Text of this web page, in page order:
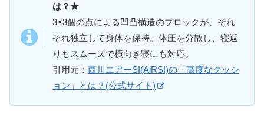
は？★
3×3個の点による凹凸構造のブロックが、それ
ぞれ独立して身体を保持。体圧を分散し、寝返
りもスムーズで横向き寝にも対応。
引用元： 西川エアーSI(AiRSI)の「高度なクッシ
ョン」とは？(公式サイト)